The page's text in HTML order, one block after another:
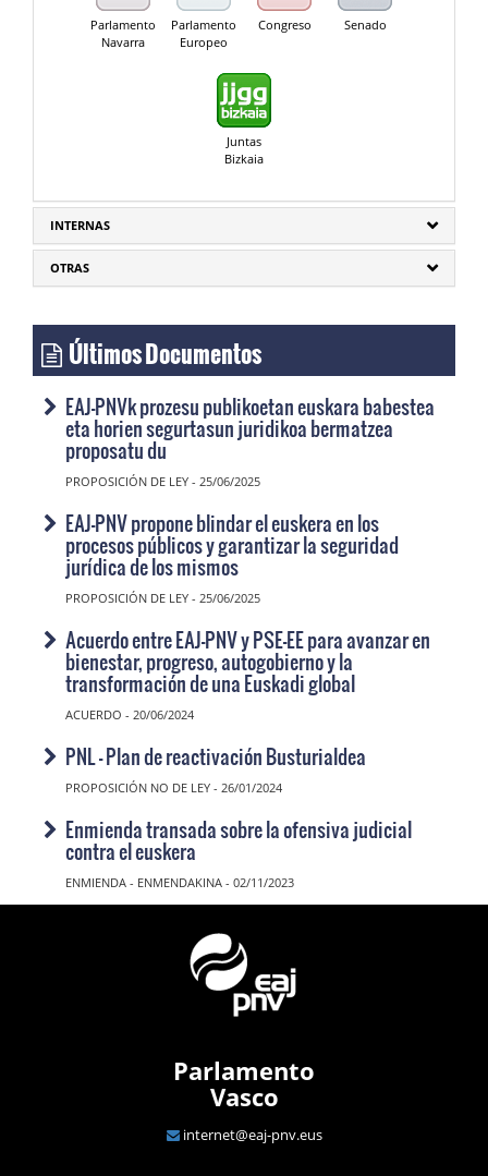
Parlamento
Navarra
Parlamento
Europeo
Congreso Senado
Juntas
Bizkaia
INTERNAS
OTRAS
Últimos Documentos
EAJ-PNVk prozesu publikoetan euskara babestea
eta horien segurtasun juridikoa bermatzea
proposatu du
PROPOSICIÓN DE LEY - 25/06/2025
EAJ-PNV propone blindar el euskera en los
procesos públicos y garantizar la seguridad
jurídica de los mismos
PROPOSICIÓN DE LEY - 25/06/2025
Acuerdo entre EAJ-PNV y PSE-EE para avanzar en
bienestar, progreso, autogobierno y la
transformación de una Euskadi global
ACUERDO - 20/06/2024
PNL - Plan de reactivación Busturialdea
PROPOSICIÓN NO DE LEY - 26/01/2024
Enmienda transada sobre la ofensiva judicial
contra el euskera
ENMIENDA - ENMENDAKINA - 02/11/2023
Parlamento
Vasco
internet@eaj-pnv.eus